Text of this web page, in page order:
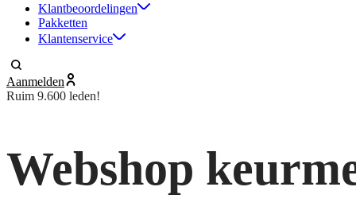
Klantbeoordelingen
Pakketten
Klantenservice
Aanmelden
Ruim 9.600 leden!
Webshop